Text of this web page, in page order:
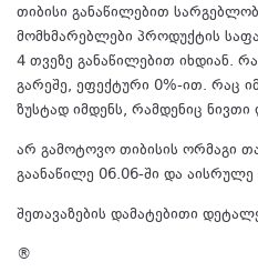
თიბისი განაწილებით
მომხმარებლები პროდუქტის
4 თვეზე განაწილებით იხდიან.
გარეშე, ეფექტური 0%-ით. რაც
ზუსტად იმდენს, რამდენიც ნივთი
არ გამოტოვო თიბისის ორმაგი
გაანაწილე 06.06-ში და
შეთავაზების დამატებითი
®